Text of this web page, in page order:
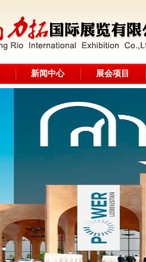
新闻中心 展会项目